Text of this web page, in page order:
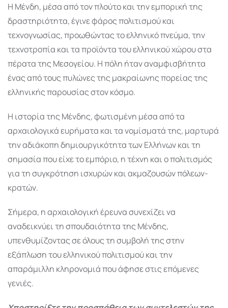
Η Μένδη, μέσα από τον πλούτο και την εμπορική της
δραστηριότητα, έγινε φάρος πολιτισμού και
τεχνογνωσίας, προωθώντας το ελληνικό πνεύμα, την
τεχνοτροπία και τα προϊόντα του ελληνικού χώρου στα
πέρατα της Μεσογείου. Η πόλη ήταν αναμφισβήτητα
ένας από τους πυλώνες της μακραίωνης πορείας της
ελληνικής παρουσίας στον κόσμο.
Η ιστορία της Μένδης, φωτισμένη μέσα από τα
αρχαιολογικά ευρήματα και τα νομίσματά της, μαρτυρά
την αδιάκοπη δημιουργικότητα των Ελλήνων και τη
σημασία που είχε το εμπόριο, η τέχνη και ο πολιτισμός
για τη συγκρότηση ισχυρών και ακμαζουσών πόλεων-
κρατών.
Σήμερα, η αρχαιολογική έρευνα συνεχίζει να
αναδεικνύει τη σπουδαιότητα της Μένδης,
υπενθυμίζοντας σε όλους τη συμβολή της στην
εξάπλωση του ελληνικού πολιτισμού και την
απαράμιλλη κληρονομιά που άφησε στις επόμενες
γενιές.